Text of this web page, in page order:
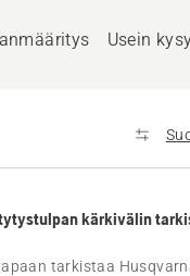
Usein
kärkivälin
tarkistaa